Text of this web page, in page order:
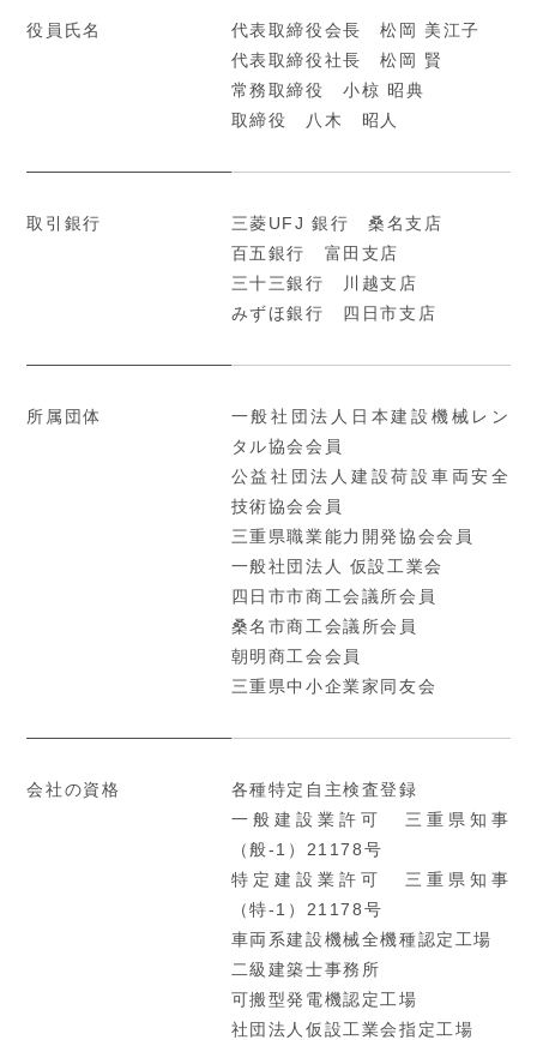
役員氏名
代表取締役会長 松岡 美江子
代表取締役社長 松岡 賢
常務取締役 小椋 昭典
取締役 八木 昭人
取引銀行
三菱UFJ 銀行 桑名支店
百五銀行 富田支店
三十三銀行 川越支店
みずほ銀行 四日市支店
所属団体
一般社団法人日本建設機械レン
タル協会会員
公益社団法人建設荷設車両安全
技術協会会員
三重県職業能力開発協会会員
一般社団法人 仮設工業会
四日市市商工会議所会員
桑名市商工会議所会員
朝明商工会会員
三重県中小企業家同友会
会社の資格
各種特定自主検査登録
一般建設業許可 三重県知事
（般-1）21178号
特定建設業許可 三重県知事
（特-1）21178号
車両系建設機械全機種認定工場
二級建築士事務所
可搬型発電機認定工場
社団法人仮設工業会指定工場